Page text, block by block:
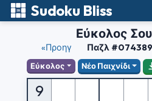
Sudoku Bliss
Εύκολος
«Προηγ Παζλ
Εύκολος Νέο Παιχνίδι
9